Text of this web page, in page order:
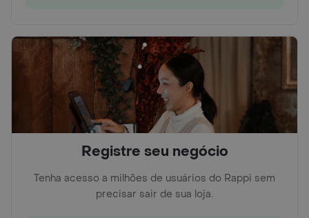
Registre seu negócio
Tenha acesso a milhões de usuários do Rappi sem
precisar sair de sua loja.